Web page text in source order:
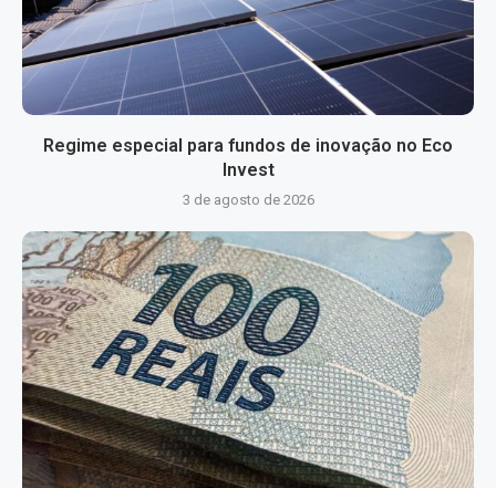
Regime especial para fundos de inovação no Eco
Invest
3 de agosto de 2026